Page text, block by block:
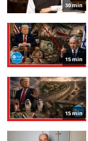
30 min
15 min
15 min